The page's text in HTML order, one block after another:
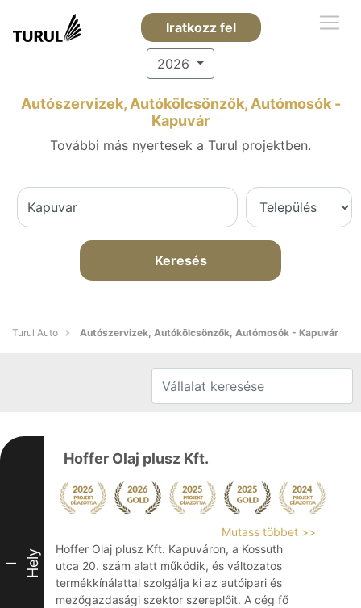
Iratkozz fel
2026
Autószervizek, Autókölcsönzők, Autómosók -
Kapuvár
További más nyertesek a Turul projektben.
Keresés
Turul Auto Autószervizek, Autókölcsönzők, Autómosók - Kapuvár
I Hely
Hoffer Olaj plusz Kft.
Mutass többet >>
Hoffer Olaj plusz Kft. Kapuváron, a Kossuth
utca 20. szám alatt működik, és változatos
termékkínálattal szolgálja ki az autóipari és
mezőgazdasági szektor szereplőit. A cég fő